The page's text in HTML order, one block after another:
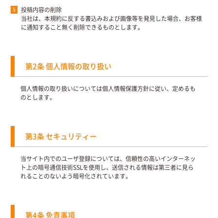
投稿内容の削除
当社は、本規約に反する書込みおよび画像等を発見した場合、お客様
に通知すること無く削除できるものとします。
第2条 個人情報の取り扱い
個人情報の取り扱いについては個人情報保護方針に従い、定めるも
のとします。
第3条 セキュリティー
当サイト内でのユーザ登録については、信頼性の高いインターネッ
ト上の暗号通信技術SSLを使用し、送信される情報は第三者に見ら
れることのないよう暗号化されています。
第4条 免責事項